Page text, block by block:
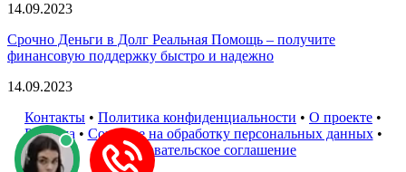
14.09.2023
Срочно Деньги в Долг Реальная Помощь – получите
финансовую поддержку быстро и надежно
14.09.2023
Контакты • Политика конфиденциальности • О проекте •
Реклама • Согласие на обработку персональных данных•
Пользовательское соглашение